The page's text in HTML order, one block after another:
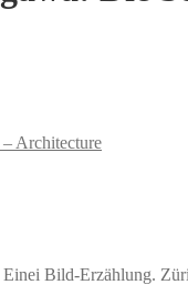
Architecture
Einei Bild-Erzählung.